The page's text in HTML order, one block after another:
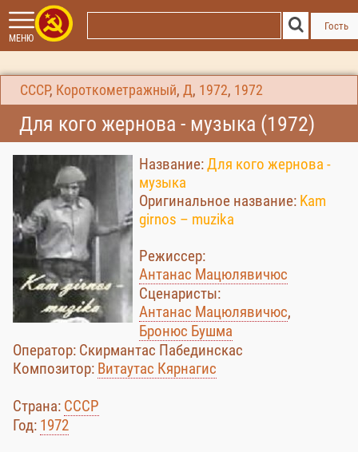
МЕНЮ
Гость
СССР, Короткометражный, Д, 1972, 1972
Для кого жернова - музыка (1972)
Название:Для кого жернова -
музыка
Оригинальное название: Kam
girnos – muzika
Режиссер:
Антанас Мацюлявичюс
Сценаристы:
Антанас Мацюлявичюс,
Бронюс Бушма
Оператор: Скирмантас Пабединскас
Композитор: Витаутас Кярнагис
Страна: СССР
Год: 1972